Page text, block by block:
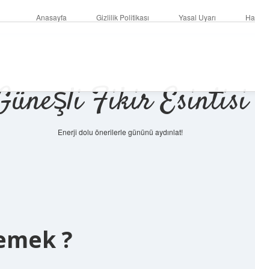
Anasayfa Gizlilik Politikası Yasal Uyarı
Fikir Esintisi
Enerji dolu önerilerle gününü aydınlat!
?